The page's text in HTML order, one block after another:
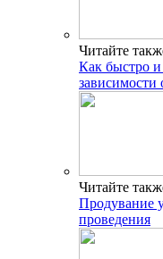
Читайте
Как быстро и
зависимости
Читайте
Продувание
проведения